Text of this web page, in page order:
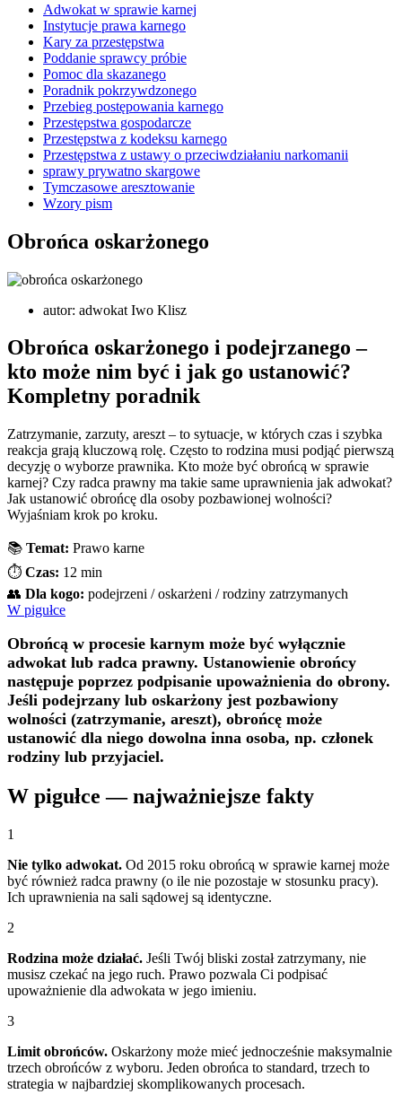
Adwokat w sprawie karnej
Instytucje prawa karnego
Kary za przestępstwa
Poddanie sprawcy próbie
Pomoc dla skazanego
Poradnik pokrzywdzonego
Przebieg postępowania karnego
Przestępstwa gospodarcze
Przestępstwa z kodeksu karnego
Przestępstwa z ustawy o przeciwdziałaniu narkomanii
sprawy prywatno skargowe
Tymczasowe aresztowanie
Wzory pism
Obrońca oskarżonego
autor: adwokat Iwo Klisz
Obrońca oskarżonego i podejrzanego –
kto może nim być i jak go ustanowić?
Kompletny poradnik
Zatrzymanie, zarzuty, areszt – to sytuacje, w których czas i szybka
reakcja grają kluczową rolę. Często to rodzina musi podjąć pierwszą
decyzję o wyborze prawnika. Kto może być obrońcą w sprawie
karnej? Czy radca prawny ma takie same uprawnienia jak adwokat?
Jak ustanowić obrońcę dla osoby pozbawionej wolności?
Wyjaśniam krok po kroku.
📚 Temat: Prawo karne
⏱️ Czas: 12 min
👥 Dla kogo: podejrzeni / oskarżeni / rodziny zatrzymanych
W pigułce
Obrońcą w procesie karnym może być wyłącznie
adwokat lub radca prawny. Ustanowienie obrońcy
następuje poprzez podpisanie upoważnienia do obrony.
Jeśli podejrzany lub oskarżony jest pozbawiony
wolności (zatrzymanie, areszt), obrońcę może
ustanowić dla niego dowolna inna osoba, np. członek
rodziny lub przyjaciel.
W pigułce — najważniejsze fakty
1
Nie tylko adwokat. Od 2015 roku obrońcą w sprawie karnej może
być również radca prawny (o ile nie pozostaje w stosunku pracy).
Ich uprawnienia na sali sądowej są identyczne.
2
Rodzina może działać. Jeśli Twój bliski został zatrzymany, nie
musisz czekać na jego ruch. Prawo pozwala Ci podpisać
upoważnienie dla adwokata w jego imieniu.
3
Limit obrońców. Oskarżony może mieć jednocześnie maksymalnie
trzech obrońców z wyboru. Jeden obrońca to standard, trzech to
strategia w najbardziej skomplikowanych procesach.